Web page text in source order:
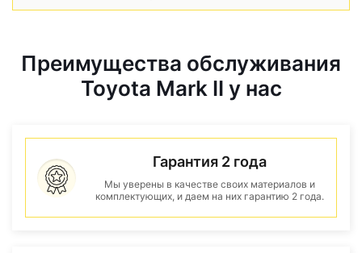
Преимущества обслуживания
Toyota Mark II у нас
Гарантия 2 года
Мы уверены в качестве своих материалов и
комплектующих, и даем на них гарантию 2 года.